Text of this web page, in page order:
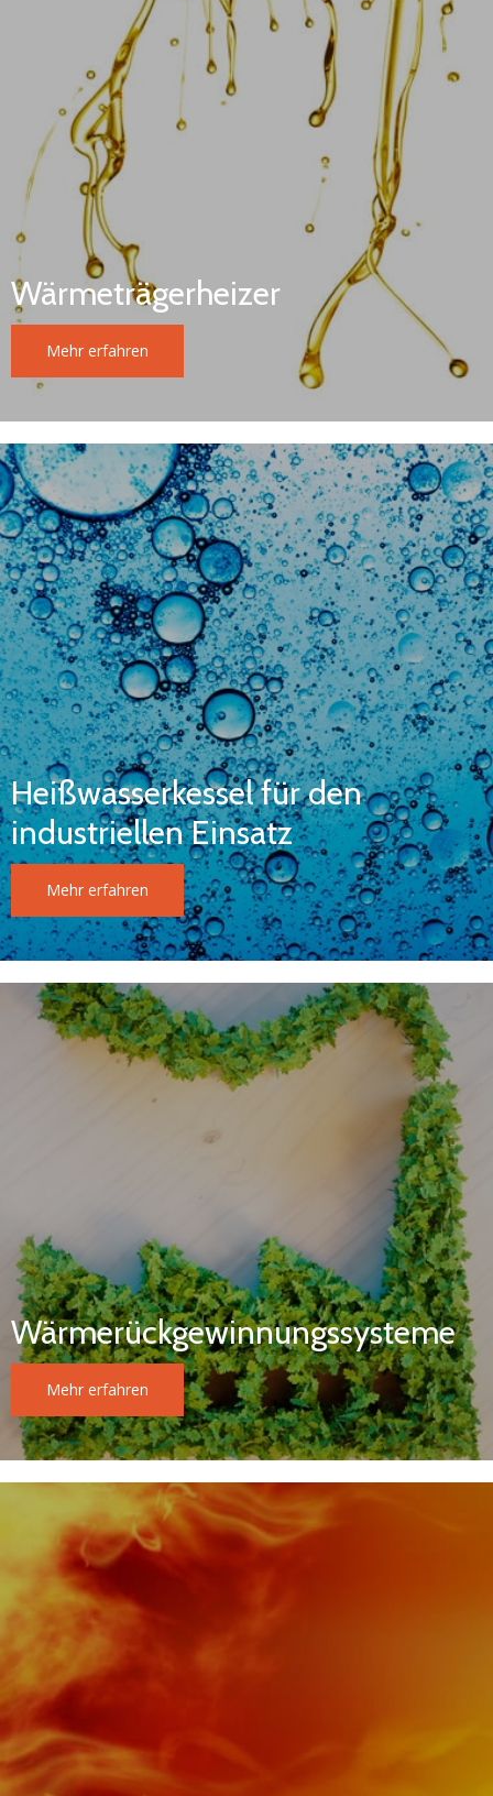
Wärmeträgerheizer
Mehr erfahren
Heißwasserkessel für den
industriellen Einsatz
Mehr erfahren
Wärmerückgewinnungssysteme
Mehr erfahren